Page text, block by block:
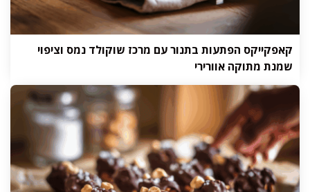
קאפקייקס הפתעות בתנור עם מרכז שוקולד נמס וציפוי
שמנת מתוקה אוורירי